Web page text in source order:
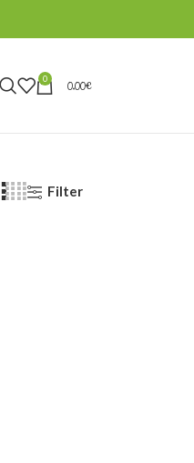
0 0,00€
Filter